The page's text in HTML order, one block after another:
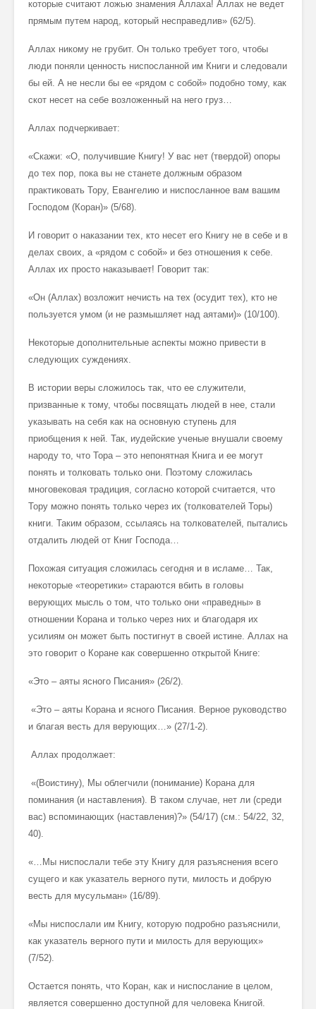
которые считают ложью знамения Аллаха! Аллах не ведет
прямым путем народ, который несправедлив» (62/5).
Аллах никому не грубит. Он только требует того, чтобы
люди поняли ценность ниспосланной им Книги и следовали
бы ей. А не несли бы ее «рядом с собой» подобно тому, как
скот несет на себе возложенный на него груз…
Аллах подчеркивает:
«Скажи: «О, получившие Книгу! У вас нет (твердой) опоры
до тех пор, пока вы не станете должным образом
практиковать Тору, Евангелию и ниспосланное вам вашим
Господом (Коран)» (5/68).
И говорит о наказании тех, кто несет его Книгу не в себе и в
делах своих, а «рядом с собой» и без отношения к себе.
Аллах их просто наказывает! Говорит так:
«Он (Аллах) возложит нечисть на тех (осудит тех), кто не
пользуется умом (и не размышляет над аятами)» (10/100).
Некоторые дополнительные аспекты можно привести в
следующих суждениях.
В истории веры сложилось так, что ее служители,
призванные к тому, чтобы посвящать людей в нее, стали
указывать на себя как на основную ступень для
приобщения к ней. Так, иудейские ученые внушали своему
народу то, что Тора – это непонятная Книга и ее могут
понять и толковать только они. Поэтому сложилась
многовековая традиция, согласно которой считается, что
Тору можно понять только через их (толкователей Торы)
книги. Таким образом, ссылаясь на толкователей, пытались
отдалить людей от Книг Господа…
Похожая ситуация сложилась сегодня и в исламе… Так,
некоторые «теоретики» стараются вбить в головы
верующих мысль о том, что только они «праведны» в
отношении Корана и только через них и благодаря их
усилиям он может быть постигнут в своей истине. Аллах на
это говорит о Коране как совершенно открытой Книге:
«Это – аяты ясного Писания» (26/2).
«Это – аяты Корана и ясного Писания. Верное руководство
и благая весть для верующих…» (27/1-2).
Аллах продолжает:
«(Воистину), Мы облегчили (понимание) Корана для
поминания (и наставления). В таком случае, нет ли (среди
вас) вспоминающих (наставления)?» (54/17) (см.: 54/22, 32,
40).
«…Мы ниспослали тебе эту Книгу для разъяснения всего
сущего и как указатель верного пути, милость и добрую
весть для мусульман» (16/89).
«Мы ниспослали им Книгу, которую подробно разъяснили,
как указатель верного пути и милость для верующих»
(7/52).
Остается понять, что Коран, как и ниспослание в целом,
является совершенно доступной для человека Книгой.